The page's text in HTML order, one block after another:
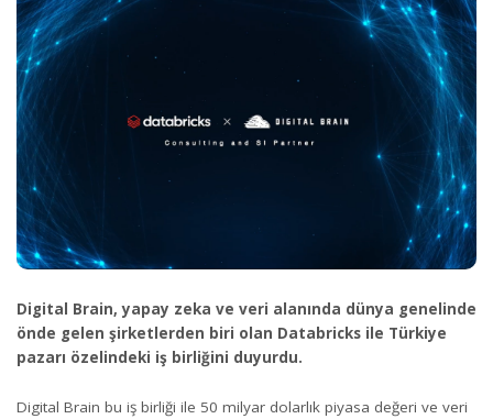
Digital Brain, yapay zeka ve veri alanında dünya genelinde
önde gelen şirketlerden biri olan Databricks ile Türkiye
pazarı özelindeki iş birliğini duyurdu.
Digital Brain bu iş birliği ile 50 milyar dolarlık piyasa değeri ve veri